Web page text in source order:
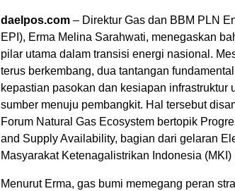
daelpos.com – Direktur Gas dan BBM PLN
EPI), Erma Melina Sarahwati, menegaskan
pilar utama dalam transisi energi nasional.
terus berkembang, dua tantangan
kepastian pasokan dan kesiapan infrastruktur
sumber menuju pembangkit. Hal tersebut
Forum Natural Gas Ecosystem bertopik
and Supply Availability, bagian dari gelaran
Masyarakat Ketenagalistrikan Indonesia (MKI)
Menurut Erma, gas bumi memegang peran